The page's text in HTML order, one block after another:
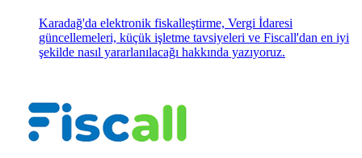
Karadağ'da elektronik fiskalleştirme, Vergi İdaresi
güncellemeleri, küçük işletme tavsiyeleri ve Fiscall'dan en iyi
şekilde nasıl yararlanılacağı hakkında yazıyoruz.